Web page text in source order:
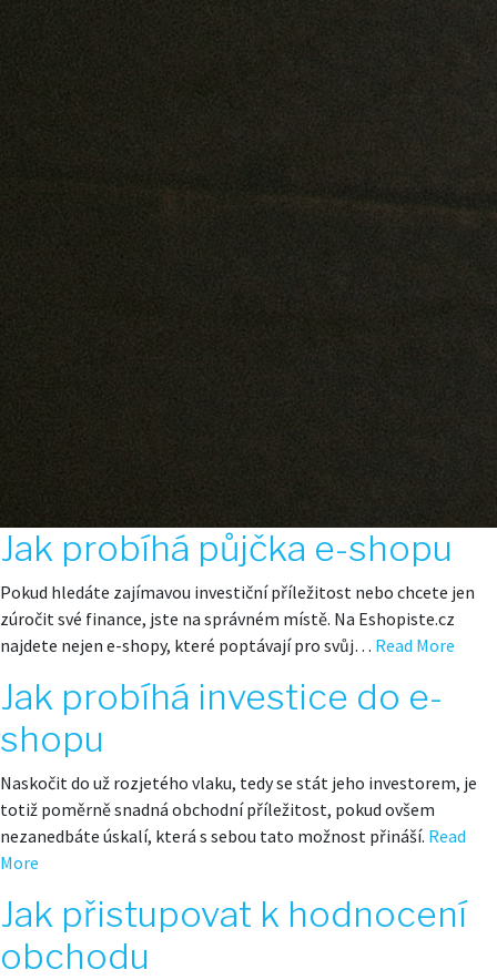
Jak probíhá půjčka e-shopu
Pokud hledáte zajímavou investiční příležitost nebo chcete jen
zúročit své finance, jste na správném místě. Na Eshopiste.cz
najdete nejen e-shopy, které poptávají pro svůj… Read More
Jak probíhá investice do e-
shopu
Naskočit do už rozjetého vlaku, tedy se stát jeho investorem, je
totiž poměrně snadná obchodní příležitost, pokud ovšem
nezanedbáte úskalí, která s sebou tato možnost přináší. Read
More
Jak přistupovat k hodnocení
obchodu